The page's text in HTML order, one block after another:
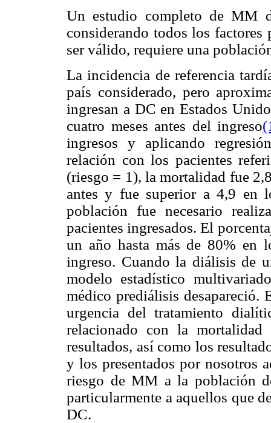
Un estudio completo de MM
considerando todos los
ser válido, requiere una
La incidencia de referencia
país considerado, pero
ingresan a DC en Estados
cuatro meses antes del ingreso
ingresos y aplicando
relación con los pacientes
(riesgo = 1), la mortalidad fue
antes y fue superior a 4,9 en
población fue necesario
pacientes ingresados. El
un año hasta más de 80% en
ingreso. Cuando la diálisis de
modelo estadístico
médico prediálisis desapareció.
urgencia del tratamiento
relacionado con la
resultados, así como los
y los presentados por nosotros
riesgo de MM a la población
particularmente a aquellos que
DC.